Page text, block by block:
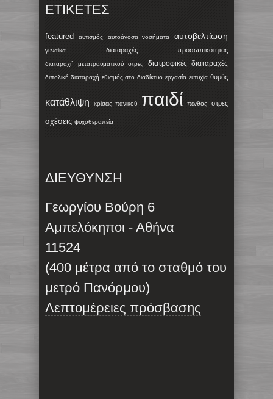
ΕΤΙΚΈΤΕΣ
featured αυτισμός αυτοάνοσα νοσήματα αυτοβελτίωση
γυναίκα διαταραχές προσωπικότητας
διαταραχή μετατραυματικού στρες διατροφικές διαταραχές
διπολική διαταραχή εθισμός στο διαδίκτυο εργασία ευτυχία θυμός
κατάθλιψη κρίσεις πανικού παιδί πένθος στρες
σχέσεις ψυχοθεραπεία
ΔΙΕΥΘΥΝΣΗ
Γεωργίου Βούρη 6
Αμπελόκηποι - Αθήνα
11524
(400 μέτρα από το σταθμό του
μετρό Πανόρμου)
Λεπτομέρειες πρόσβασης